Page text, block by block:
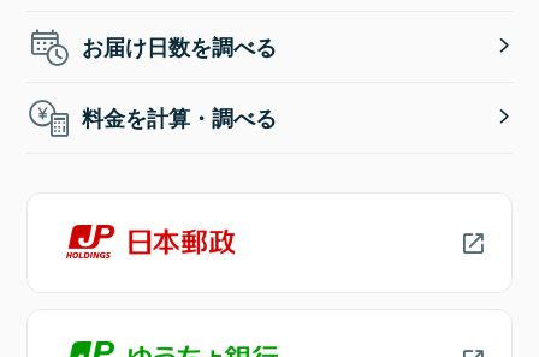
お届け日数を調べる
料金を計算・調べる